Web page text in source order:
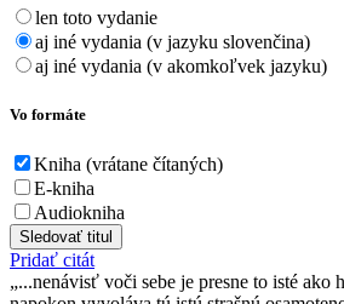
len toto vydanie
aj iné vydania (v jazyku slovenčina)
aj iné vydania (v akomkoľvek jazyku)
Vo formáte
Kniha (vrátane čítaných)
E-kniha
Audiokniha
Sledovať titul
Pridať citát
...nenávisť voči sebe je presne to isté ako